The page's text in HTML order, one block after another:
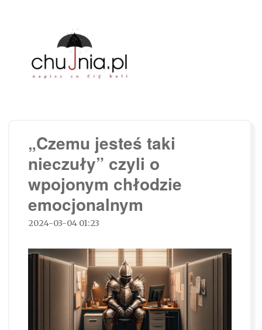
„Czemu jesteś taki
nieczuły” czyli o
wpojonym chłodzie
emocjonalnym
2024-03-04 01:23